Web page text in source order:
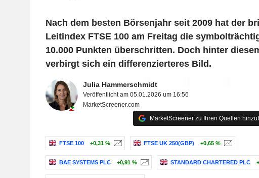
Nach dem besten Börsenjahr seit 2009 hat der
Leitindex FTSE 100 am Freitag die
10.000 Punkten überschritten. Doch hinter
verbirgt sich ein differenzierteres Bild.
Julia Hammerschmidt
Veröffentlicht am 05.01.2026 um 16:56
MarketScreener.com
MarketScreener zu Ihren Quellen
FTSE 100 +0,31 % FTSE UK 250(GBP) +0,65 %
BAE SYSTEMS PLC +0,91 % STANDARD CHARTERED PLC